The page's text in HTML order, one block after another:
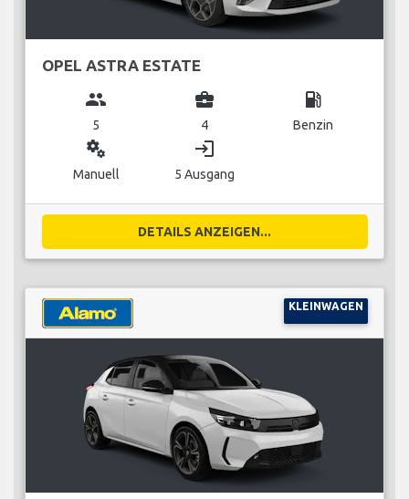
OPEL ASTRA ESTATE
group
5
business_center
4
local_gas_station
Benzin
miscellaneous_services
Manuell
login
5 Ausgang
DETAILS ANZEIGEN...
KLEINWAGEN